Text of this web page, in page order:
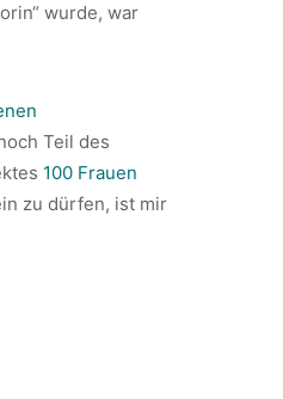
wurde, war
Teil des
100 Frauen
zu dürfen, ist mir